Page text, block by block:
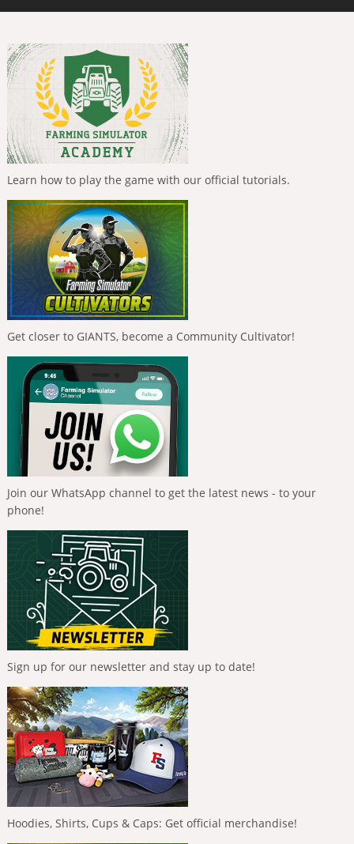
Learn how to play the game with our official tutorials.
Get closer to GIANTS, become a Community Cultivator!
Join our WhatsApp channel to get the latest news - to your
phone!
Sign up for our newsletter and stay up to date!
Hoodies, Shirts, Cups & Caps: Get official merchandise!